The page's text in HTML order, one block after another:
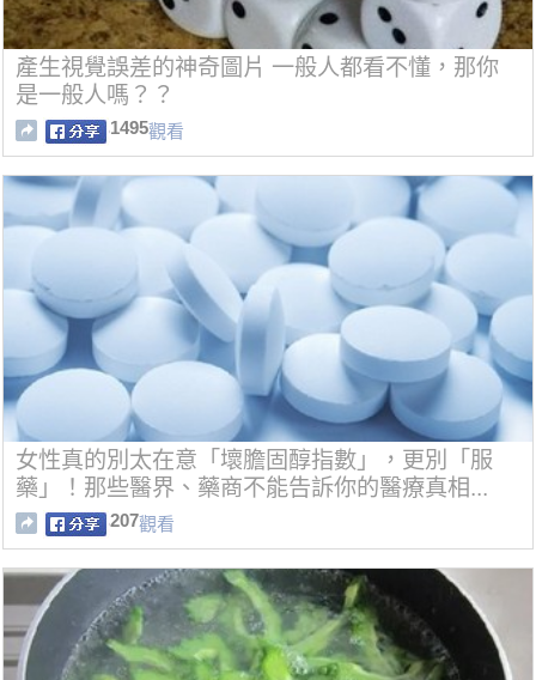
產生視覺誤差的神奇圖片 一般人都看不懂，那你
是一般人嗎？？
1495觀看
女性真的別太在意「壞膽固醇指數」，更別「服
藥」！那些醫界、藥商不能告訴你的醫療真相...
207觀看